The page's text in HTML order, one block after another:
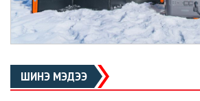
ШИНЭ МЭДЭЭ